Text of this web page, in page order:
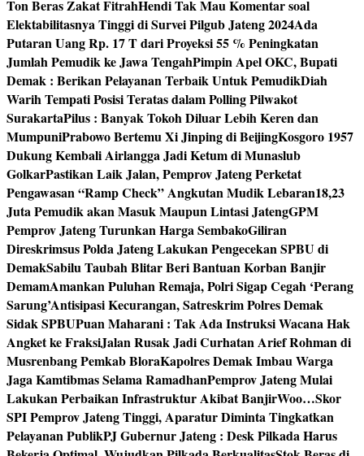
Ton Beras Zakat FitrahHendi Tak Mau Komentar soal
Elektabilitasnya Tinggi di Survei Pilgub Jateng 2024Ada
Putaran Uang Rp. 17 T dari Proyeksi 55 % Peningkatan
Jumlah Pemudik ke Jawa TengahPimpin Apel OKC, Bupati
Demak : Berikan Pelayanan Terbaik Untuk PemudikDiah
Warih Tempati Posisi Teratas dalam Polling Pilwakot
SurakartaPilus : Banyak Tokoh Diluar Lebih Keren dan
MumpuniPrabowo Bertemu Xi Jinping di BeijingKosgoro 1957
Dukung Kembali Airlangga Jadi Ketum di Munaslub
GolkarPastikan Laik Jalan, Pemprov Jateng Perketat
Pengawasan “Ramp Check” Angkutan Mudik Lebaran18,23
Juta Pemudik akan Masuk Maupun Lintasi JatengGPM
Pemprov Jateng Turunkan Harga SembakoGiliran
Direskrimsus Polda Jateng Lakukan Pengecekan SPBU di
DemakSabilu Taubah Blitar Beri Bantuan Korban Banjir
DemamAmankan Puluhan Remaja, Polri Sigap Cegah ‘Perang
Sarung’Antisipasi Kecurangan, Satreskrim Polres Demak
Sidak SPBUPuan Maharani : Tak Ada Instruksi Wacana Hak
Angket ke FraksiJalan Rusak Jadi Curhatan Arief Rohman di
Musrenbang Pemkab BloraKapolres Demak Imbau Warga
Jaga Kamtibmas Selama RamadhanPemprov Jateng Mulai
Lakukan Perbaikan Infrastruktur Akibat BanjirWoo…Skor
SPI Pemprov Jateng Tinggi, Aparatur Diminta Tingkatkan
Pelayanan PublikPJ Gubernur Jateng : Desk Pilkada Harus